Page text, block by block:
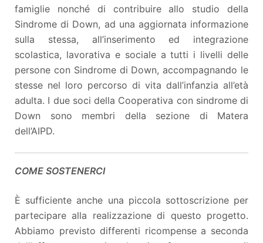
famiglie nonché di contribuire allo studio della
Sindrome di Down, ad una aggiornata informazione
sulla stessa, all’inserimento ed integrazione
scolastica, lavorativa e sociale a tutti i livelli delle
persone con Sindrome di Down, accompagnando le
stesse nel loro percorso di vita dall’infanzia all’età
adulta. I due soci della Cooperativa con sindrome di
Down sono membri della sezione di Matera
dell’AIPD.
COME SOSTENERCI
È sufficiente anche una piccola sottoscrizione per
partecipare alla realizzazione di questo progetto.
Abbiamo previsto differenti ricompense a seconda